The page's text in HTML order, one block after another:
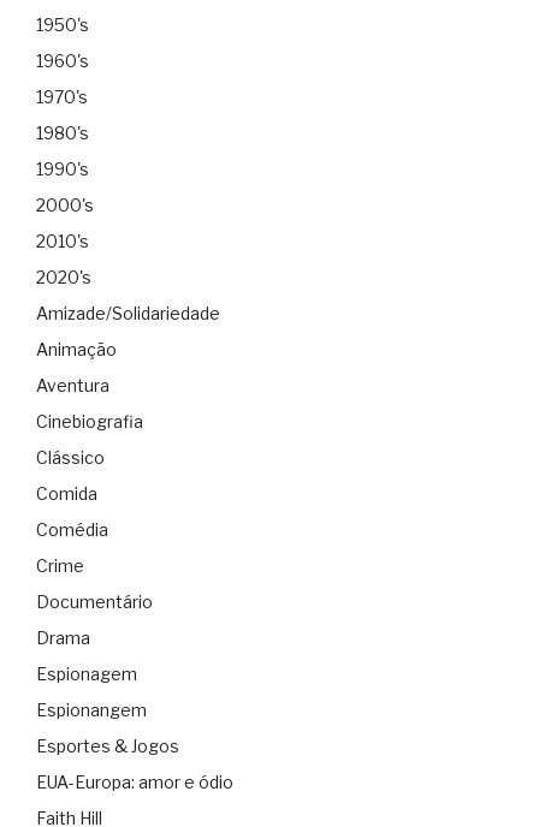
1950's
1960's
1970's
1980's
1990's
2000's
2010's
2020's
Amizade/Solidariedade
Animação
Aventura
Cinebiografia
Clássico
Comida
Comédia
Crime
Documentário
Drama
Espionagem
Espionangem
Esportes & Jogos
EUA-Europa: amor e ódio
Faith Hill